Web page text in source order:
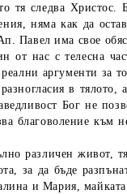
тя следва Христос.
няма как да
Павел има свое
от нас с телесна
аргументи за
в тялото,
Бог не
благоволение към
различен живот,
за да бъде
и Мария,